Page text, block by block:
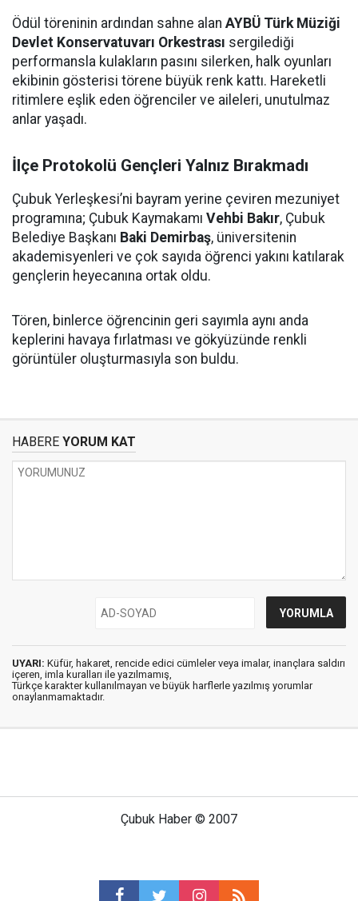
Ödül töreninin ardından sahne alan AYBÜ Türk Müziği
Devlet Konservatuvarı Orkestrası sergilediği
performansla kulakların pasını silerken, halk oyunları
ekibinin gösterisi törene büyük renk kattı. Hareketli
ritimlere eşlik eden öğrenciler ve aileleri, unutulmaz
anlar yaşadı.
İlçe Protokolü Gençleri Yalnız Bırakmadı
Çubuk Yerleşkesi’ni bayram yerine çeviren mezuniyet
programına; Çubuk Kaymakamı Vehbi Bakır, Çubuk
Belediye Başkanı Baki Demirbaş, üniversitenin
akademisyenleri ve çok sayıda öğrenci yakını katılarak
gençlerin heyecanına ortak oldu.
Tören, binlerce öğrencinin geri sayımla aynı anda
keplerini havaya fırlatması ve gökyüzünde renkli
görüntüler oluşturmasıyla son buldu.
HABERE YORUM KAT
UYARI: Küfür, hakaret, rencide edici cümleler veya imalar, inançlara saldırı
içeren, imla kuralları ile yazılmamış,
Türkçe karakter kullanılmayan ve büyük harflerle yazılmış yorumlar
onaylanmamaktadır.
Çubuk Haber © 2007